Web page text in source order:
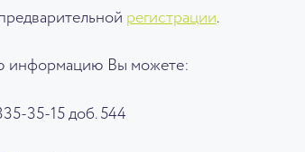
регистрации.
информацию Вы можете:
35-15 доб. 544